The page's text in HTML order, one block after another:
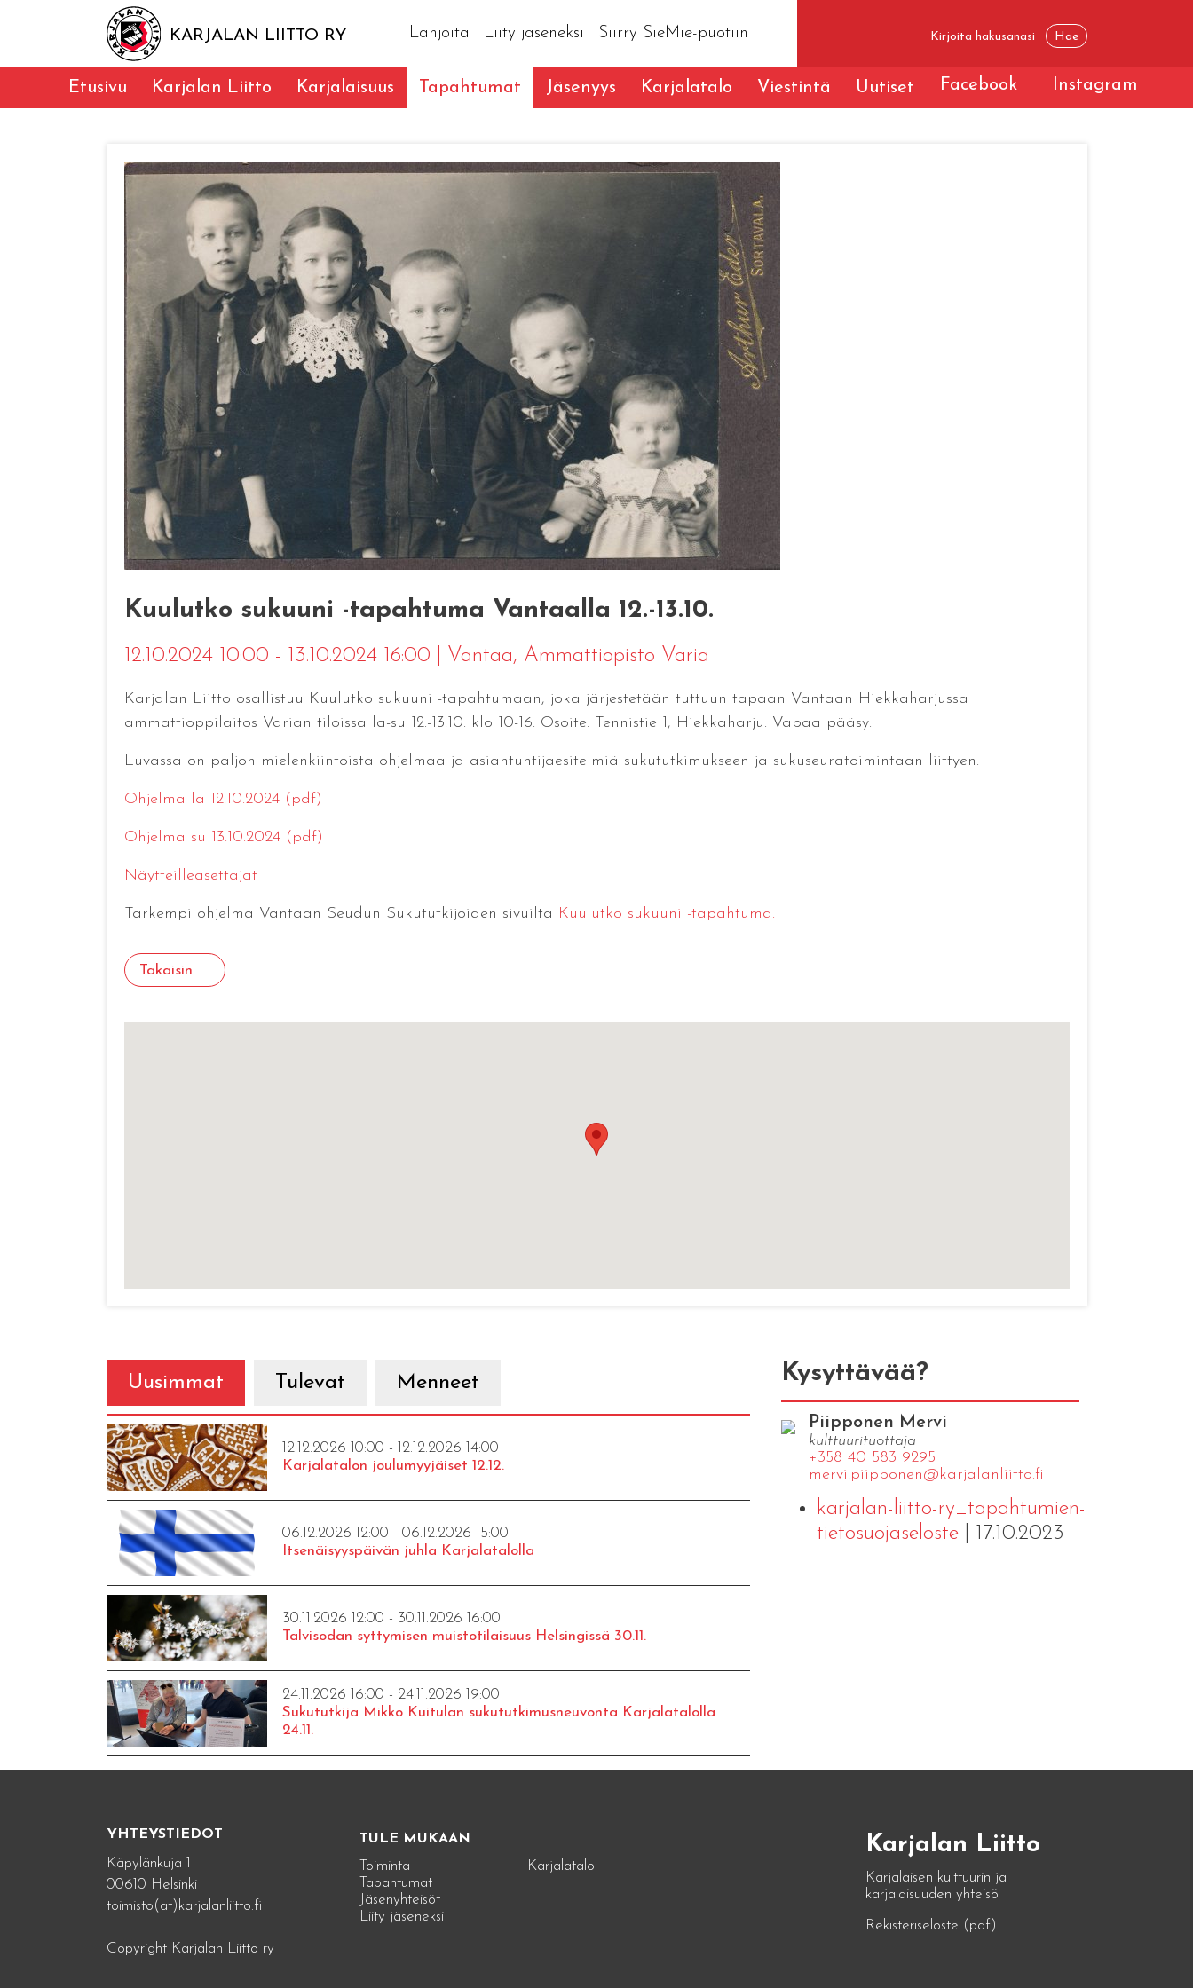
KARJALAN LIITTO RY Lahjoita Liity jäseneksi Siirry SieMie-puotiin
Etusivu Karjalan Liitto Karjalaisuus Tapahtumat Jäsenyys Karjalatalo Viestintä Uutiset Facebook Instagram
Kuulutko sukuuni -tapahtuma Vantaalla 12.-13.10.
12.10.2024 10:00 - 13.10.2024 16:00 Vantaa, Ammattiopisto Varia
Karjalan Liitto osallistuu Kuulutko sukuuni -tapahtumaan, joka järjestetään tuttuun tapaan Vantaan Hiekkaharjussa
ammattioppilaitos Varian tiloissa la-su 12.-13.10. klo 10-16. Osoite: Tennistie 1, Hiekkaharju. Vapaa pääsy.
Luvassa on paljon mielenkiintoista ohjelmaa ja asiantuntijaesitelmiä sukututkimukseen ja sukuseuratoimintaan liittyen.
Ohjelma la 12.10.2024 (pdf)
Ohjelma su 13.10.2024 (pdf)
Näytteilleasettajat
Tarkempi ohjelma Vantaan Seudun Sukututkijoiden sivuilta Kuulutko sukuuni -tapahtuma.
Takaisin
Uusimmat Tulevat Menneet
12.12.2026 10:00 - 12.12.2026 14:00
Karjalatalon joulumyyjäiset 12.12.
06.12.2026 12:00 - 06.12.2026 15:00
Itsenäisyyspäivän juhla Karjalatalolla
30.11.2026 12:00 - 30.11.2026 16:00
Talvisodan syttymisen muistotilaisuus Helsingissä 30.11.
24.11.2026 16:00 - 24.11.2026 19:00
Sukututkija Mikko Kuitulan sukututkimusneuvonta Karjalatalolla
24.11.
Kysyttävää?
Piipponen Mervi
kulttuurituottaja
+358 40 583 9295
mervi.​piipponen@​kar​jala​nlii​tto.​fi
karjalan-liitto-ry_tapahtumien-
tietosuojaseloste| 17.10.2023
YHTEYSTIEDOT
Käpylänkuja 1
00610 Helsinki
toimisto(at)karjalanliitto.fi
Copyright Karjalan Liitto ry
TULE MUKAAN
Toiminta
Tapahtumat
Jäsenyhteisöt
Liity jäseneksi
Karjalatalo
Karjalan Liitto
Karjalaisen kulttuurin ja
karjalaisuuden yhteisö
Rekisteriseloste (pdf)